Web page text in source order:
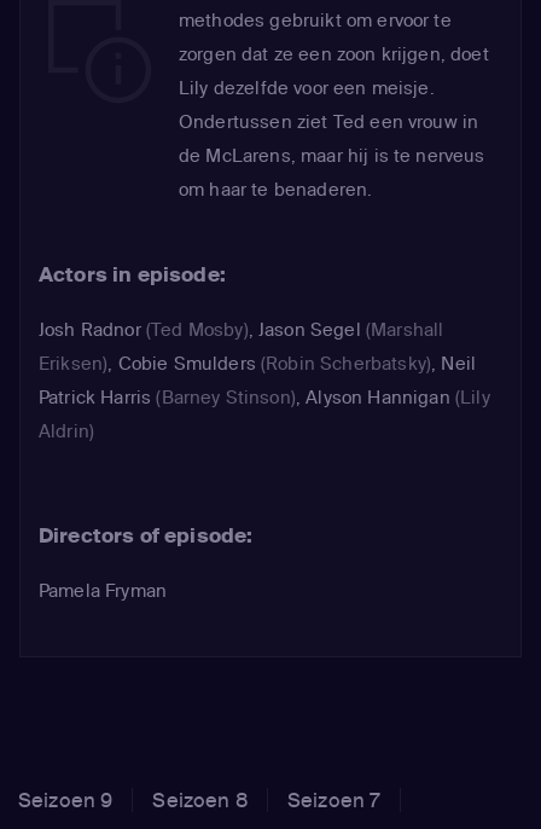
methodes gebruikt om ervoor te
zorgen dat ze een zoon krijgen, doet
Lily dezelfde voor een meisje.
Ondertussen ziet Ted een vrouw in
de McLarens, maar hij is te nerveus
om haar te benaderen.
Actors in episode:
Josh Radnor(Ted Mosby),Jason Segel (Marshall
Eriksen), Cobie Smulders (Robin Scherbatsky), Neil
Patrick Harris (Barney Stinson),Alyson Hannigan (Lily
Aldrin)
Directors of episode:
Pamela Fryman
Seizoen 9 Seizoen 8
Seizoen 7